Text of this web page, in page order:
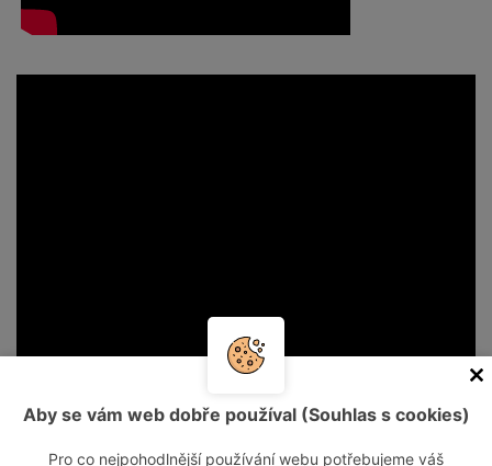
Aby se vám web dobře používal (Souhlas s cookies)
Pro co nejpohodlnější používání webu potřebujeme váš